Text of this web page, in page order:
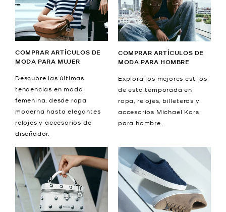
COMPRAR ARTÍCULOS DE
MODA PARA MUJER
Descubre las últimas
tendencias en moda
femenina, desde ropa
moderna hasta elegantes
relojes y accesorios de
diseñador.
COMPRAR ARTÍCULOS DE
MODA PARA HOMBRE
Explora los mejores estilos
de esta temporada en
ropa, relojes, billeteras y
accesorios Michael Kors
para hombre.